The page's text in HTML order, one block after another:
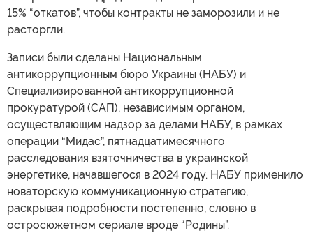
15% “откатов”, чтобы контракты не заморозили и не
расторгли.
Записи были сделаны Национальным
антикоррупционным бюро Украины (НАБУ) и
Специализированной антикоррупционной
прокуратурой (САП), независимым органом,
осуществляющим надзор за делами НАБУ, в рамках
операции “Мидас”, пятнадцатимесячного
расследования взяточничества в украинской
энергетике, начавшегося в 2024 году. НАБУ применило
новаторскую коммуникационную стратегию,
раскрывая подробности постепенно, словно в
остросюжетном сериале вроде “Родины”.